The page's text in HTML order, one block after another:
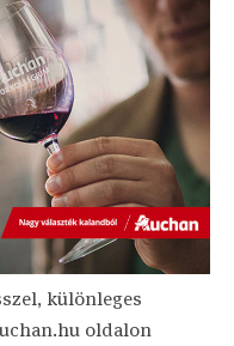
különleges
oldalon